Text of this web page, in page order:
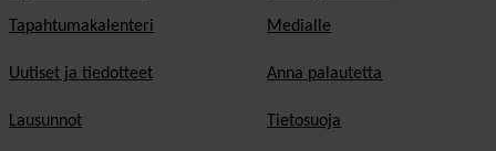
Tapahtumakalenteri
Uutiset ja tiedotteet
Lausunnot
Medialle
Anna palautetta
Tietosuoja